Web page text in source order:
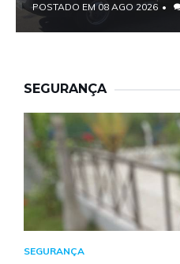
POSTADO EM 08 AGO 2026
SEGURANÇA
SEGURANÇA